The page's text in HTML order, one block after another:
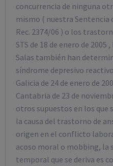
concurrencia de ninguna
mismo ( nuestra Sentencia
Rec. 2374/06 ) o los
STS de 18 de enero de 2005
Salas también han
síndrome depresivo
Galicia de 24 de enero de
Cantabria de 23 de
otros supuestos en los que
la causa del trastorno de
origen en el conflicto
acoso moral o mobbing, la
temporal que se deriva es